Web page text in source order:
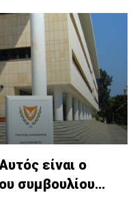
είναι ο
συμβουλίου